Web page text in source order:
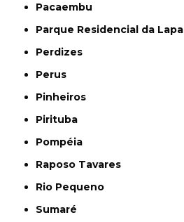
Pacaembu
Parque Residencial da Lapa
Perdizes
Perus
Pinheiros
Pirituba
Pompéia
Raposo Tavares
Rio Pequeno
Sumaré